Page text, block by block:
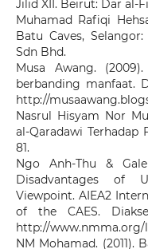
Jilid XII. Beirut: Dar al-
Muhamad Rafiqi
Batu Caves,
Sdn Bhd.
Musa Awang.
berbanding manfaat.
http://
Nasrul Hisyam Nor
al-Qaradawi Terhadap
81.
Ngo Anh-Thu &
Disadvantages of
Viewpoint. AIEA2
of the CAES.
http://www.nmma.org/
NM Mohamad. (2011).